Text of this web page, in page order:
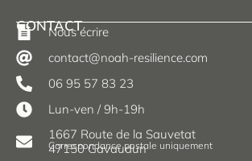
CONTACT
Nous écrire
contact@noah-resilience.com
06 95 57 83 23
Lun-ven / 9h-19h
1667 Route de la Sauvetat
47150 Gavaudun
Correspondance postale uniquement